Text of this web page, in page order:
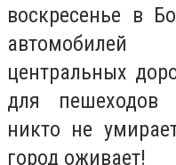
воскресенье в
центральных
для пешеходов
никто не
город оживает!